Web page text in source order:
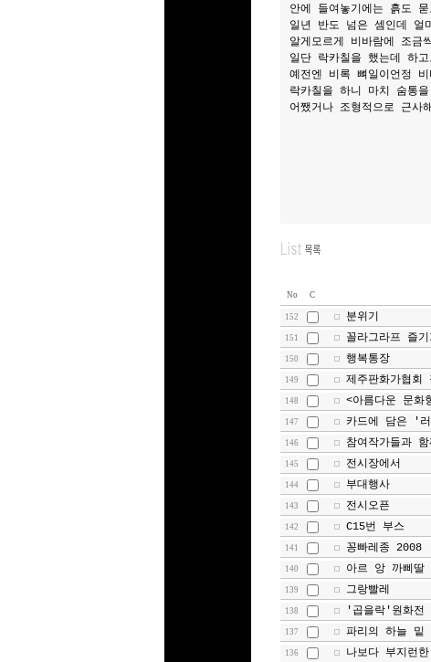
안에 들여놓기에는 흙도
일년 반도 넘은 셈인데 얼
알게모르게 비바람에 조
일단 락카칠을 했는데 하
예전엔 비록 뼈일이언정 비
락카칠을 하니 마치 숨통
어쨌거나 조형적으로 근
No C
152 분위기
151 꼴라그라프 즐기
150 행복통장
149 제주판화가협회
148 <아름다운 문화
147 카드에 담은 '
146 참여작가들과 함
145 전시장에서
144 부대행사
143 전시오픈
142 C15번 부스
141 꽁빠레종 2008
140 아르 앙 까삐딸
139 그랑빨레
138 '곱을락'원화전
137 파리의 하늘 밑
136 나보다 부지런한